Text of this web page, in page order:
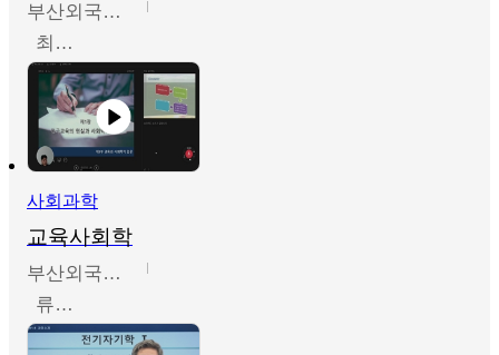
부산외국어대학교
최진오
사회과학
교육사회학
부산외국어대학교
류영철